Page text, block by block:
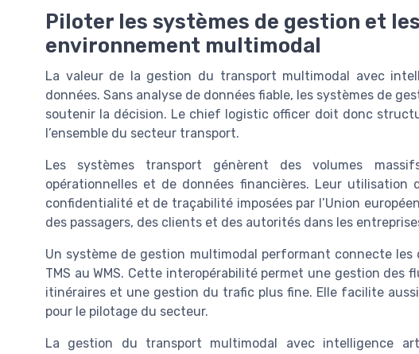
Piloter les systèmes de gestion et
environnement multimodal
La valeur de la gestion du transport multimodal avec
données. Sans analyse de données fiable, les systèmes de
soutenir la décision. Le chief logistic officer doit donc
l’ensemble du secteur transport.
Les systèmes transport génèrent des volumes
opérationnelles et de données financières. Leur
confidentialité et de traçabilité imposées par l’Union
des passagers, des clients et des autorités dans les
Un système de gestion multimodal performant connecte
TMS au WMS. Cette interopérabilité permet une gestion des
itinéraires et une gestion du trafic plus fine. Elle facilite
pour le pilotage du secteur.
La gestion du transport multimodal avec intelligence